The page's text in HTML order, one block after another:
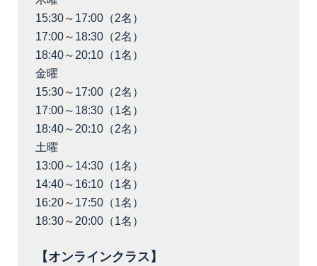
15:30～17:00（2名）
17:00～18:30（2名）
18:40～20:10（1名）
金曜
15:30～17:00（2名）
17:00～18:30（1名）
18:40～20:10（2名）
土曜
13:00～14:30（1名）
14:40～16:10（1名）
16:20～17:50（1名）
18:30～20:00（1名）
【オンラインクラス】